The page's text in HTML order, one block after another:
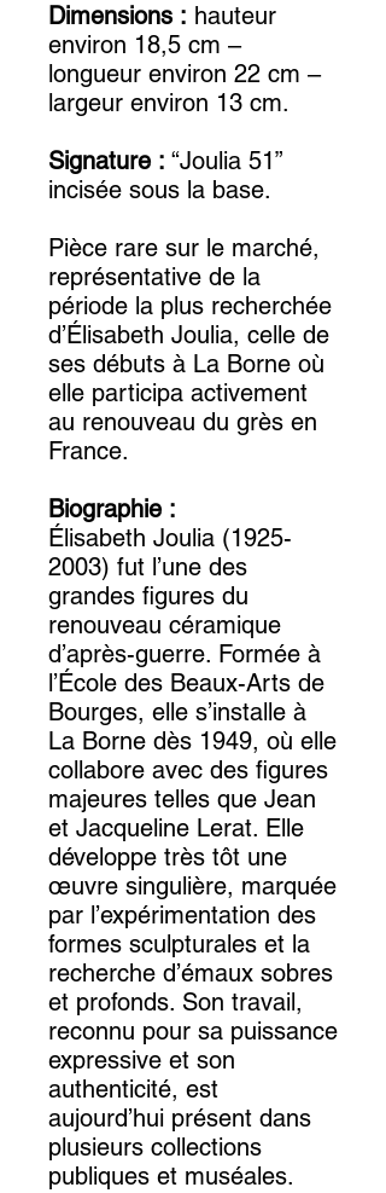
Dimensions : hauteur
environ 18,5 cm –
longueur environ 22 cm –
largeur environ 13 cm.
Signature : “Joulia 51”
incisée sous la base.
Pièce rare sur le marché,
représentative de la
période la plus recherchée
d’Élisabeth Joulia, celle de
ses débuts à La Borne où
elle participa activement
au renouveau du grès en
France.
Biographie :
Élisabeth Joulia (1925-
2003) fut l’une des
grandes figures du
renouveau céramique
d’après-guerre. Formée à
l’École des Beaux-Arts de
Bourges, elle s’installe à
La Borne dès 1949, où elle
collabore avec des figures
majeures telles que Jean
et Jacqueline Lerat. Elle
développe très tôt une
œuvre singulière, marquée
par l’expérimentation des
formes sculpturales et la
recherche d’émaux sobres
et profonds. Son travail,
reconnu pour sa puissance
expressive et son
authenticité, est
aujourd’hui présent dans
plusieurs collections
publiques et muséales.